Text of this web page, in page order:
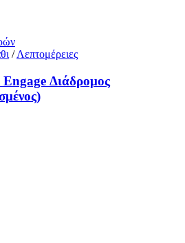
/ Λεπτομέρειες
Διάδρομος